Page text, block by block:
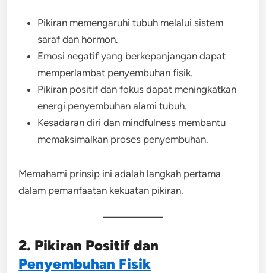
Pikiran memengaruhi tubuh melalui sistem
saraf dan hormon.
Emosi negatif yang berkepanjangan dapat
memperlambat penyembuhan fisik.
Pikiran positif dan fokus dapat meningkatkan
energi penyembuhan alami tubuh.
Kesadaran diri dan mindfulness membantu
memaksimalkan proses penyembuhan.
Memahami prinsip ini adalah langkah pertama
dalam pemanfaatan kekuatan pikiran.
2. Pikiran Positif dan
Penyembuhan Fisik